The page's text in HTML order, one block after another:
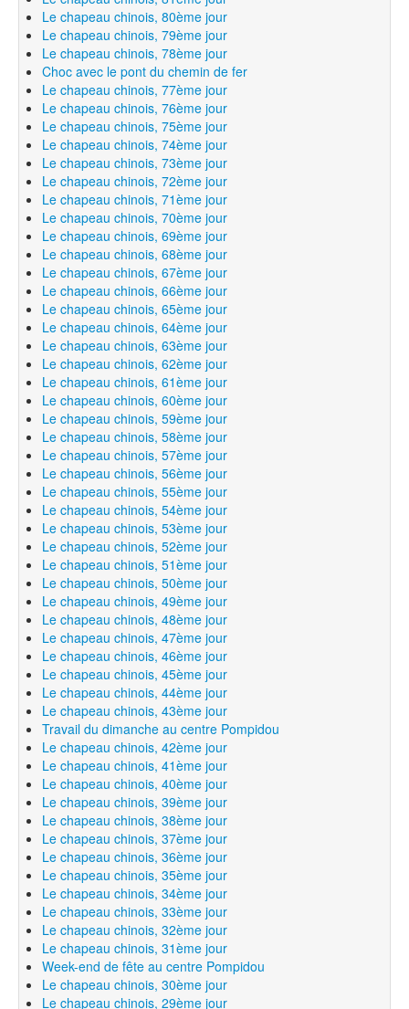
Le chapeau chinois, 80ème jour
Le chapeau chinois, 79ème jour
Le chapeau chinois, 78ème jour
Choc avec le pont du chemin de fer
Le chapeau chinois, 77ème jour
Le chapeau chinois, 76ème jour
Le chapeau chinois, 75ème jour
Le chapeau chinois, 74ème jour
Le chapeau chinois, 73ème jour
Le chapeau chinois, 72ème jour
Le chapeau chinois, 71ème jour
Le chapeau chinois, 70ème jour
Le chapeau chinois, 69ème jour
Le chapeau chinois, 68ème jour
Le chapeau chinois, 67ème jour
Le chapeau chinois, 66ème jour
Le chapeau chinois, 65ème jour
Le chapeau chinois, 64ème jour
Le chapeau chinois, 63ème jour
Le chapeau chinois, 62ème jour
Le chapeau chinois, 61ème jour
Le chapeau chinois, 60ème jour
Le chapeau chinois, 59ème jour
Le chapeau chinois, 58ème jour
Le chapeau chinois, 57ème jour
Le chapeau chinois, 56ème jour
Le chapeau chinois, 55ème jour
Le chapeau chinois, 54ème jour
Le chapeau chinois, 53ème jour
Le chapeau chinois, 52ème jour
Le chapeau chinois, 51ème jour
Le chapeau chinois, 50ème jour
Le chapeau chinois, 49ème jour
Le chapeau chinois, 48ème jour
Le chapeau chinois, 47ème jour
Le chapeau chinois, 46ème jour
Le chapeau chinois, 45ème jour
Le chapeau chinois, 44ème jour
Le chapeau chinois, 43ème jour
Travail du dimanche au centre Pompidou
Le chapeau chinois, 42ème jour
Le chapeau chinois, 41ème jour
Le chapeau chinois, 40ème jour
Le chapeau chinois, 39ème jour
Le chapeau chinois, 38ème jour
Le chapeau chinois, 37ème jour
Le chapeau chinois, 36ème jour
Le chapeau chinois, 35ème jour
Le chapeau chinois, 34ème jour
Le chapeau chinois, 33ème jour
Le chapeau chinois, 32ème jour
Le chapeau chinois, 31ème jour
Week-end de fête au centre Pompidou
Le chapeau chinois, 30ème jour
Le chapeau chinois, 29ème jour